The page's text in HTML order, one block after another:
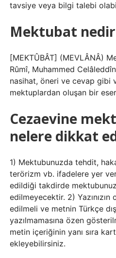
tavsiye veya bilgi talebi
Mektubat
[MEKTÛBÂT] (MEVLÂNÂ)
Rûmî, Muhammed
nasihat, öneri ve cevap gibi
mektuplardan oluşan bir
Cezaevine
nelere dikkat
1) Mektubunuzda tehdit,
terörizm vb. ifadelere yer
edildiği takdirde mektubunuz
edilmeyecektir. 2) Yazınızın
edilmeli ve metnin Türkçe
yazılmamasına özen
metin içeriğinin yanı sıra
ekleyebilirsiniz.